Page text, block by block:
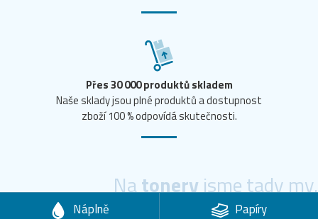
Přes 30 000 produktů skladem
Naše sklady jsou plné produktů a dostupnost
zboží 100 % odpovídá skutečnosti.
Natoneryjsme tady my.
Náplně
Papíry